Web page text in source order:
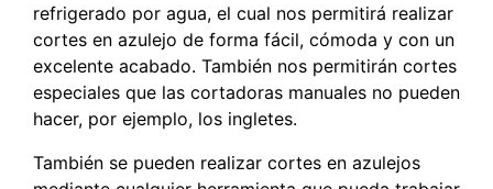
refrigerado por agua, el cual nos permitirá realizar
cortes en azulejo de forma fácil, cómoda y con un
excelente acabado. También nos permitirán cortes
especiales que las cortadoras manuales no pueden
hacer, por ejemplo, los ingletes.
También se pueden realizar cortes en azulejos